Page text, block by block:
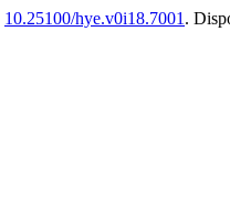
10.25100/hye.v0i18.7001 .